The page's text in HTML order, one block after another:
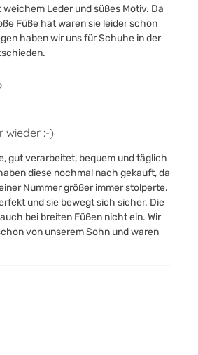
Leder und süßes Motiv. Da
Füße hat waren sie leider schon
haben wir uns für Schuhe in der
Sternen
wieder :-)
gut verarbeitet, bequem und täglich
diese nochmal nach gekauft, da
Nummer größer immer stolperte.
und sie bewegt sich sicher. Die
bei breiten Füßen nicht ein. Wir
von unserem Sohn und waren